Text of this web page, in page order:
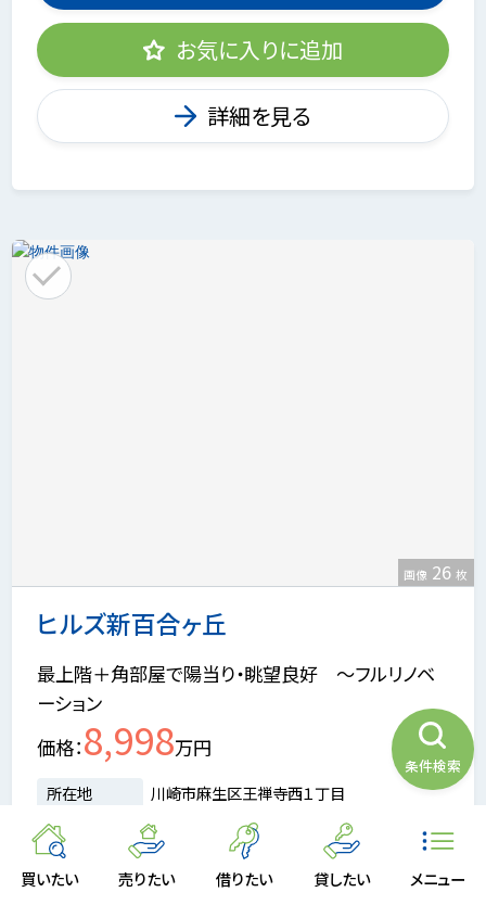
買いたい 売りたい 借りたい 貸したい メニュー
お気に入りに追加
詳細を見る
ヒルズ新百合ヶ丘
画像 26 枚
最上階＋角部屋で陽当り・眺望良好 ～フルリノベ
ーション
価格 8,998万円
所在地
川崎市麻生区王禅寺西１丁目
交通
小田急線「新百合ヶ丘」駅徒歩11分
間取り
4LDK
階数
5/5階 築年月 2001年03月
条件検索